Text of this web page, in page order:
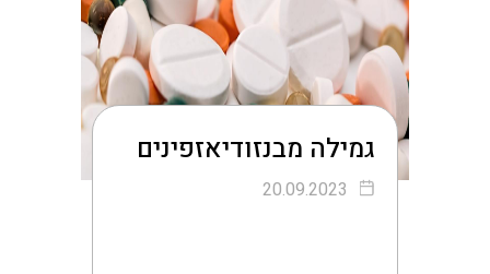
גמילה מבנזודיאזפינים
20.09.2023